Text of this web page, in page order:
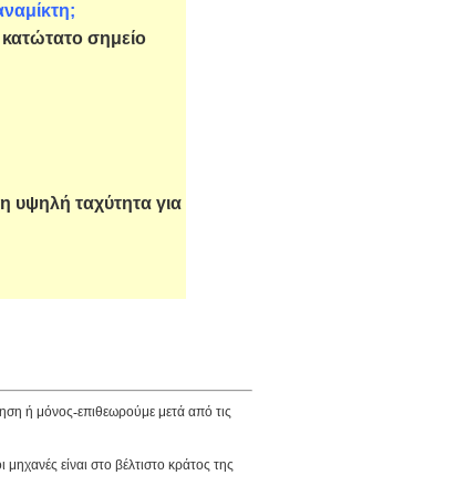
σημείο
υψηλή ταχύτητα για
ή μόνος-επιθεωρούμε μετά από τις
είναι στο βέλτιστο κράτος της